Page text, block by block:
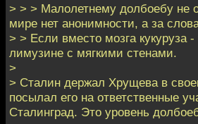
> > > Малолетнему долбоебу не
мире нет анонимности, а за
> > Если вместо мозга кукуруза
лимузине с мягкими стенами.
>
> Сталин держал Хрущева в
посылал его на ответственные
Сталинград. Это уровень